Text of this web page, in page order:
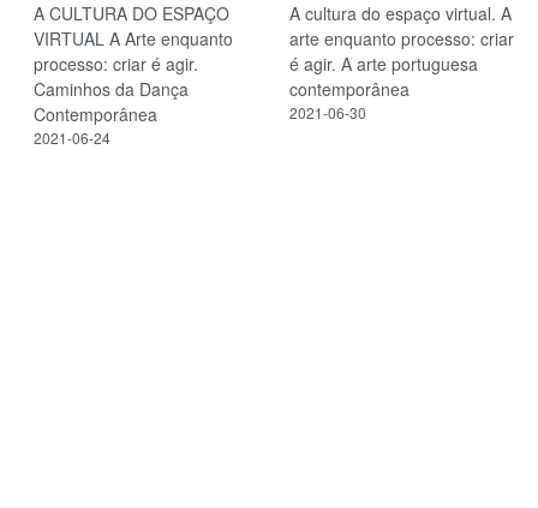
A CULTURA DO ESPAÇO
VIRTUAL A Arte enquanto
processo: criar é agir.
Caminhos da Dança
Contemporânea
2021-06-24
A cultura do espaço virtual. A
arte enquanto processo: criar
é agir. A arte portuguesa
contemporânea
2021-06-30